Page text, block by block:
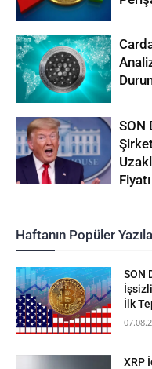
SON
Haftanın Popüler
SON
İlk
XRP